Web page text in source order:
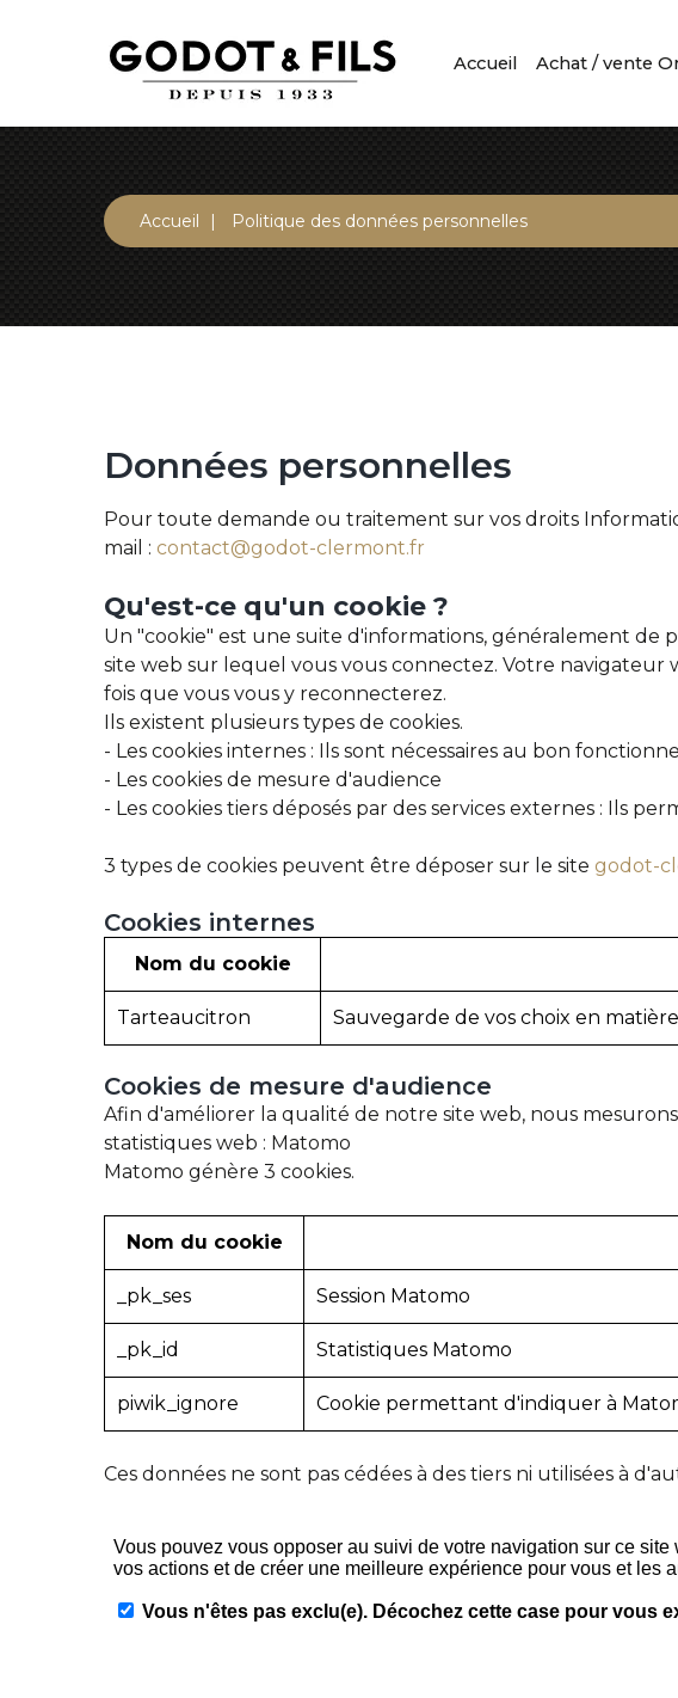
Accueil Achat / vente
Accueil Politique des données personnelles
Données personnelles
Pour toute demande ou traitement sur vos droits
mail : contact@godot-clermont.fr
Qu'est-ce qu'un cookie ?
Un "cookie" est une suite d'informations, généralement
site web sur lequel vous vous connectez. Votre
fois que vous vous y reconnecterez.
Ils existent plusieurs types de cookies.
- Les cookies internes : Ils sont nécessaires au bon
- Les cookies de mesure d'audience
- Les cookies tiers déposés par des services externes : Ils
3 types de cookies peuvent être déposer sur le site godot-
Cookies internes
Nom du cookie
Tarteaucitron Sauvegarde de vos choix en
Cookies de mesure d'audience
Afin d'améliorer la qualité de notre site web, nous
statistiques web : Matomo
Matomo génère 3 cookies.
Nom du cookie
_pk_ses Session Matomo
_pk_id Statistiques Matomo
piwik_ignore Cookie permettant d'indiquer à
Ces données ne sont pas cédées à des tiers ni utilisées à